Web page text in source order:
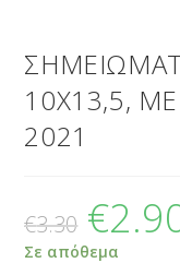
10Χ13,5,
2021
€3.30 €
Σε απόθεμα